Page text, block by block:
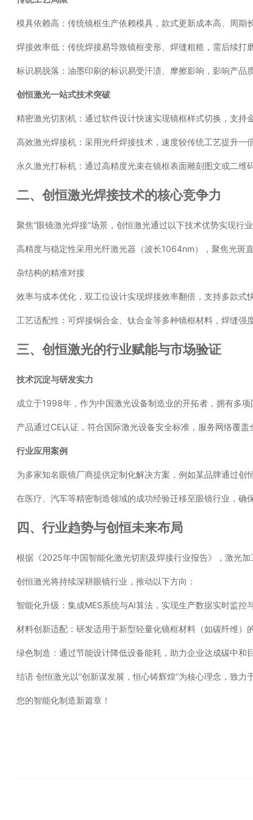
模具依赖高：传统镜框生产依赖模具，款式更新成本高、周期
焊接效率低：传统焊接易导致镜框变形、焊缝粗糙，需后续打
标识易脱落：油墨印刷的标识易受汗渍、摩擦影响，影响产品
创恒激光一站式技术突破
精密激光切割机：通过软件设计快速实现镜框样式切换，支
高效激光焊接机：采用光纤焊接技术，速度较传统工艺提升
永久激光打标机：通过高精度光束在镜框表面雕刻图文或二
二、创恒激光焊接技术的核心竞争力
聚焦“眼镜激光焊接”场景，创恒激光通过以下技术优势实现行业
高精度与稳定性采用光纤激光器（波长1064nm），聚焦光斑
杂结构的精准对接
效率与成本优化，双工位设计实现焊接效率翻倍，支持多款
工艺适配性：可焊接铜合金、钛合金等多种镜框材料，焊缝
三、创恒激光的行业赋能与市场验证
技术沉淀与研发实力
成立于1998年，作为中国激光设备制造业的开拓者，拥有多
产品通过CE认证，符合国际激光设备安全标准，服务网络覆盖
行业应用案例
为多家知名眼镜厂商提供定制化解决方案，例如某品牌通过
在医疗、汽车等精密制造领域的成功经验迁移至眼镜行业，确
四、行业趋势与创恒未来布局
根据《2025年中国智能化激光切割及焊接行业报告》，激光
创恒激光将持续深耕眼镜行业，推动以下方向：
智能化升级：集成MES系统与AI算法，实现生产数据实时监控
材料创新适配：研发适用于新型轻量化镜框材料（如碳纤维）
绿色制造：通过节能设计降低设备能耗，助力企业达成碳中和目
结语 创恒激光以“创新谋发展，恒心铸辉煌”为核心理念，致
您的智能化制造新篇章！